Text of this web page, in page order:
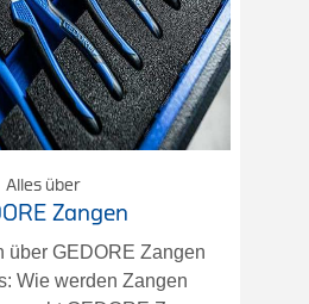
Alles über
Zangen
über GEDORE Zangen
Wie werden Zangen